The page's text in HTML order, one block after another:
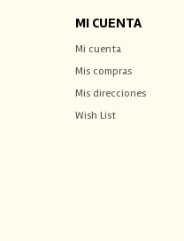
MI CUENTA
Mi cuenta
Mis compras
Mis direcciones
Wish List